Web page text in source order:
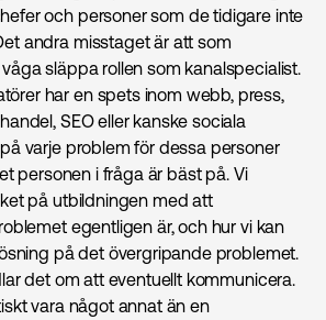
och personer som de tidigare inte
andra misstaget är att som
släppa rollen som kanalspecialist.
har en spets inom webb, press,
SEO eller kanske sociala
varje problem för dessa personer
personen i fråga är bäst på. Vi
på utbildningen med att
egentligen är, och hur vi kan
på det övergripande problemet.
det om att eventuellt kommunicera.
vara något annat än en